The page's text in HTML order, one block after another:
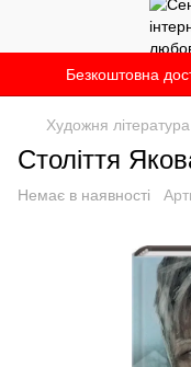
Безкоштовна
Художня література
Століття
Немає в наявності